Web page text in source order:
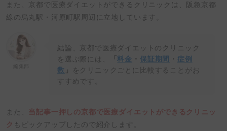
また、京都で医療ダイエットができるクリニックは、阪急京都
線の烏丸駅・河原町駅周辺に立地しています。
結論、京都で医療ダイエットのクリニック
を選ぶ際には、
「料金 ・ 保証期間 ・ 症例
数 」
をクリニックごとに比較することがお
すすめです。
また、
当記事一押しの京都で医療ダイエットができるクリニッ
ク もピックアップしたので紹介します。